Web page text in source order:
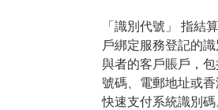
「識別代號」 指結
戶綁定服務登記的
與者的客戶賬戶，
號碼、電郵地址或
快速支付系統識別碼